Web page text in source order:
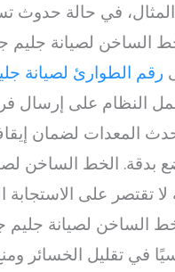
في حالة حدوث
الساخن لصيانة جليم
رقم الطوارئ لصيانة
النظام على إرسال
المعدات لضمان
بدقة. الخط الساخن
تقتصر على الاستجابة
الساخن لصيانة جليم
في تقليل الخسائر